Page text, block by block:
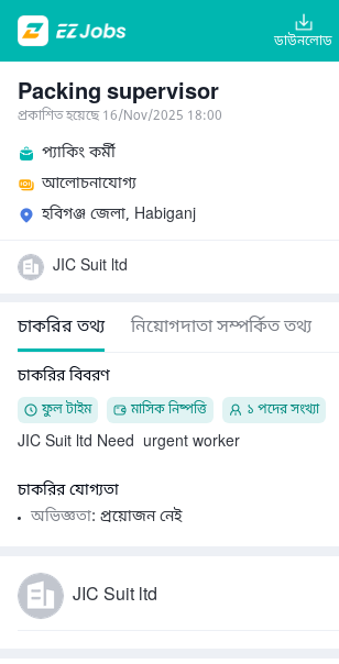
ডাউনলোড
Packing supervisor
প্রকাশিত হয়েছে 16/Nov/2025 18:00
প্যাকিং কর্মী
আলোচনাযোগ্য
হবিগঞ্জ জেলা, Habiganj
JIC Suit ltd
চাকরির তথ্য নিয়োগদাতা সম্পর্কিত তথ্য
চাকরির বিবরণ
ফুল টাইম মাসিক নিষ্পত্তি ১ পদের সংখ্যা
JIC Suit ltd Need  urgent worker
চাকরির যোগ্যতা
অভিজ্ঞতা: প্রয়োজন নেই
JIC Suit ltd